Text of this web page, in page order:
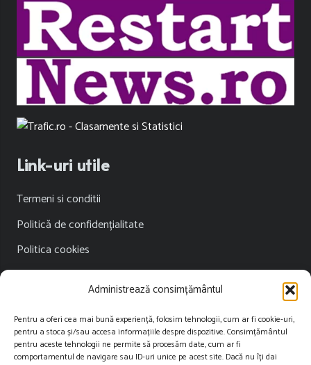
Administrează consimțământul
Pentru a oferi cea mai bună experiență, folosim tehnologii, cum ar fi cookie-uri,
pentru a stoca și/sau accesa informațiile despre dispozitive. Consimțământul
pentru aceste tehnologii ne permite să procesăm date, cum ar fi
comportamentul de navigare sau ID-uri unice pe acest site. Dacă nu îți dai
Link-uri utile
Termeni si conditii
Politică de confidențialitate
Politica cookies
Publicitate
Contact